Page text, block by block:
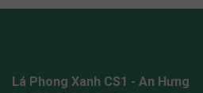
Lá Phong Xanh CS1 - An Hưng